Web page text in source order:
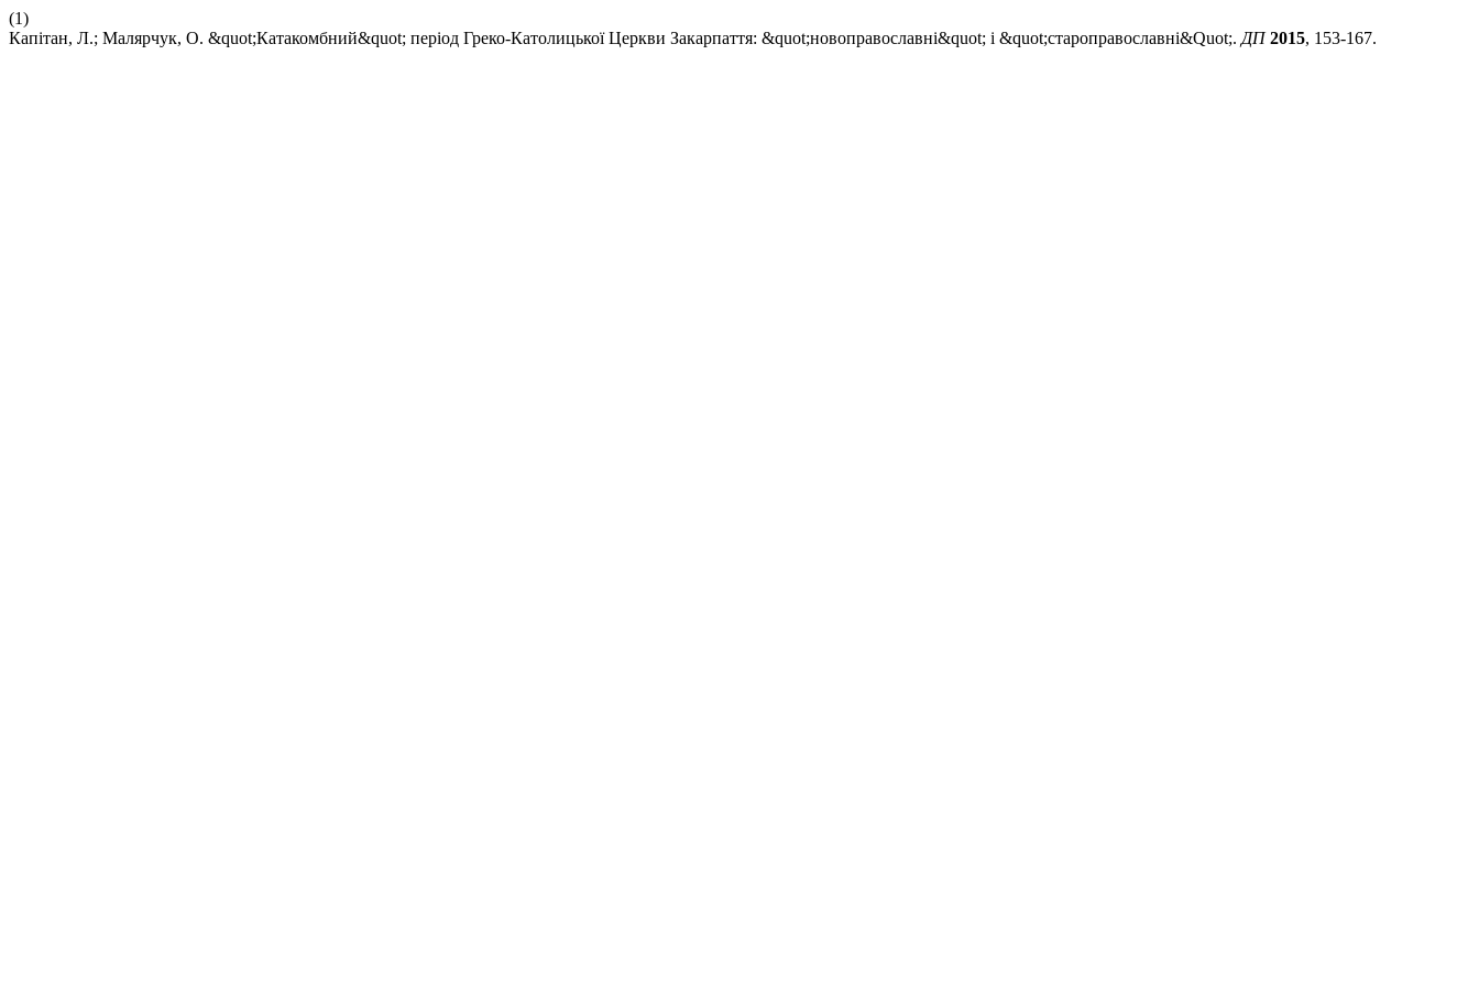
(1)
Капітан, Л.; Малярчук, О. &quot;Катакомбний&quot; період Греко-Католицької Церкви Закарпаття: &quot;новоправославні&quot; і &quot;староправославні&Quot;. ДП 2015, 153-167.